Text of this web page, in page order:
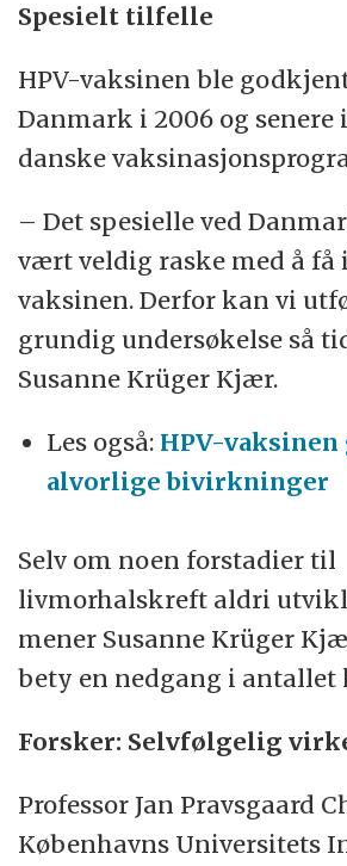
de siste årene, blant annet
screeningprogram.
Kilde: Statens Serum Institut
Spesielt tilfelle
HPV-vaksinen ble
Danmark i 2006 og
danske
– Det spesielle ved
vært veldig raske med å få
vaksinen. Derfor kan vi
grundig undersøkelse så
Susanne Krüger Kjær.
Les også: HPV-
alvorlige bivirkninger
Selv om noen forstadier til
livmorhalskreft aldri
mener Susanne Krüger
bety en nedgang i
Forsker: Selvfølgelig
Professor Jan Pravsgaard
Københavns Universitets